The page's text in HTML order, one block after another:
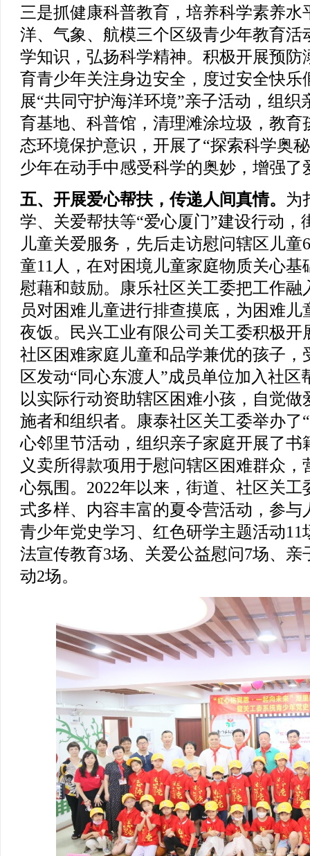
三是抓健康科普教育，培养科学素养水
洋、气象、航模三个区级青少年教育
学知识，弘扬科学精神。积极开展预
育青少年关注身边安全，度过安全快乐
展“共同守护海洋环境”亲子活动，组
育基地、科普馆，清理滩涂垃圾，教
态环境保护意识，开展了“探索科学奥
少年在动手中感受科学的奥妙，增强
五、开展爱心帮扶，传递人间真情。 为
学、关爱帮扶等“爱心厦门”建设行动
儿童关爱服务，先后走访慰问辖区儿
童11人，在对困境儿童家庭物质关心
慰藉和鼓励。康乐社区关工委把工作
员对困难儿童进行排查摸底，为困难
夜饭。民兴工业有限公司关工委积极
社区困难家庭儿童和品学兼优的孩子
区发动“同心东渡人”成员单位加入社
以实际行动资助辖区困难小孩，自觉
施者和组织者。康泰社区关工委举办了
心邻里节活动，组织亲子家庭开展了
义卖所得款项用于慰问辖区困难群众
心氛围。2022年以来，街道、社区关工
式多样、内容丰富的夏令营活动，参与
青少年党史学习、红色研学主题活动
法宣传教育3场、关爱公益慰问7场、
动2场。